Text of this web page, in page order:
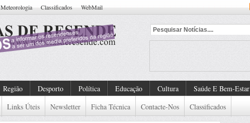
Meteorologia Classificados WebMail
Região Desporto Política Educação Cultura Saúde E Bem-Estar
Links Úteis Newsletter Ficha Técnica Contacte-Nos Classificados